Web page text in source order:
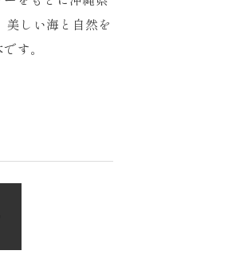
美しい海と自然を
す。